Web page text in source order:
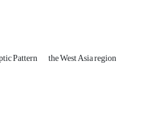
Pattern the West Asia region